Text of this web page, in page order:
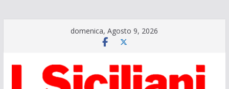
domenica, Agosto 9, 2026